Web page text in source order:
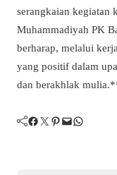
serangkaian kegiatan
Muhammadiyah PK
berharap, melalui
yang positif dalam
dan berakhlak
Facebook Twitter Pinterest Mail WhatsApp